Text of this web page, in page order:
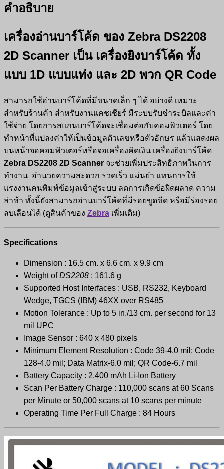
คำอธิบาย
เครื่องอ่านบาร์โค้ด ของ Zebra DS2208
2D Scanner เป็น เครื่องยิงบาร์โค้ด ทั้ง
แบบ 1D แบบแท่ง และ 2D พวก QR Code
สามารถใช้อ่านบาร์โค้ดที่มีขนาดเล็ก ๆ ได้ อย่างดี เหมาะ
สำหรับร้านค้า สำหรับงานแคชเชียร์ มีระบบรับชำระบิลและค่า
ใช้จ่าย โดยการสแกนบาร์โค้ดจะเชื่อมต่อกับคอมพิวเตอร์ โดย
ทำหน้าที่แปลงค่าให้เป็นข้อมูลตัวเลขหรือตัวอักษร แล้วแสดงผล
บนหน้าจอคอมพิวเตอร์หรือจอเครื่องคิดเงิน เครื่องยิงบาร์โค้ด
Zebra DS2208 2D Scanner จะช่วยเพิ่มประสิทธิภาพในการ
ทำงาน อำนวยความสะดวก รวดเร็ว แม่นยำ แทนการใช้
แรงงานคนพิมพ์ข้อมูลเข้าสู่ระบบ ลดการเกิดข้อผิดผลาด ความ
ล่าช้า ทั้งนี้ยังสามารถอ่านบาร์โค้ดที่มีรอยขูดขีด หรือมีร่องรอย
ลบเลือนได้ (ดูสินค้าของ Zebra เพิ่มเติม)
Specifications
Dimension : 16.5 cm. x 6.6 cm. x 9.9 cm
Weight ofDS2208 : 161.6 g
Supported Host Interfaces : USB, RS232, Keyboard
Wedge, TGCS (IBM) 46XX over RS485
Motion Tolerance : Up to 5 in./13 cm. per second for 13
mil UPC
Image Sensor : 640 x 480 pixels
Minimum Element Resolution : Code 39-4.0 mil; Code
128-4.0 mil; Data Matrix-6.0 mil; QR Code-6.7 mil
Battery Capacity : 2,400 mAh Li-Ion Battery
Scan Per Battery Charge : 110,000 scans at 60 Scans
per Minute or 50,000 scans at 10 scans per minute
Operating Time Per Full Charge : 84 Hours